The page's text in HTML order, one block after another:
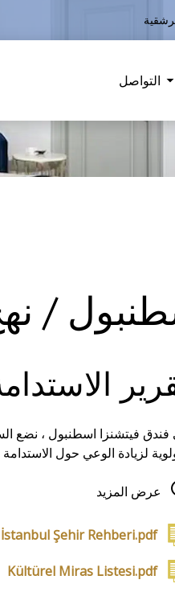
التواصل
/
فيتشنزا اسطنبول ، نضع
لزيادة الوعي حول
لتنفيذ نهج إدارة يحترم
الصفحة ، ويمكنك المشاركة في
عرض المزيد
İstanbul Şehir Rehberi.pdf
Kültürel Miras Listesi.pdf